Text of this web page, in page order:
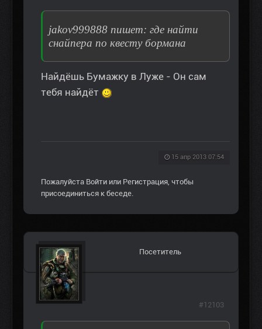
jakov999888 пишет: где найти
снайпера по квесту бормана
Найдёшь Бумажку в Луже - Он сам
тебя найдёт
15 апр 2013 07:54
Пожалуйста Войти или Регистрация, чтобы
присоединиться к беседе.
Посетитель
#12103